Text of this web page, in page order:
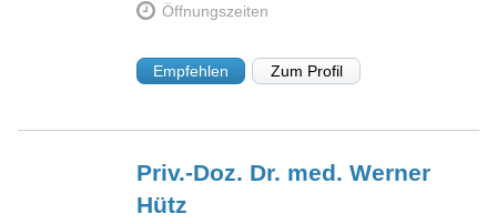
Öffnungszeiten
Empfehlen Zum Profil
Priv.-Doz. Dr. med. Werner
Hütz